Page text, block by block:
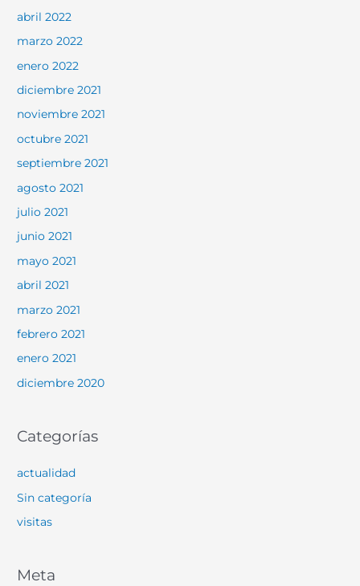
abril 2022
marzo 2022
enero 2022
diciembre 2021
noviembre 2021
octubre 2021
septiembre 2021
agosto 2021
julio 2021
junio 2021
mayo 2021
abril 2021
marzo 2021
febrero 2021
enero 2021
diciembre 2020
Categorías
actualidad
Sin categoría
visitas
Meta